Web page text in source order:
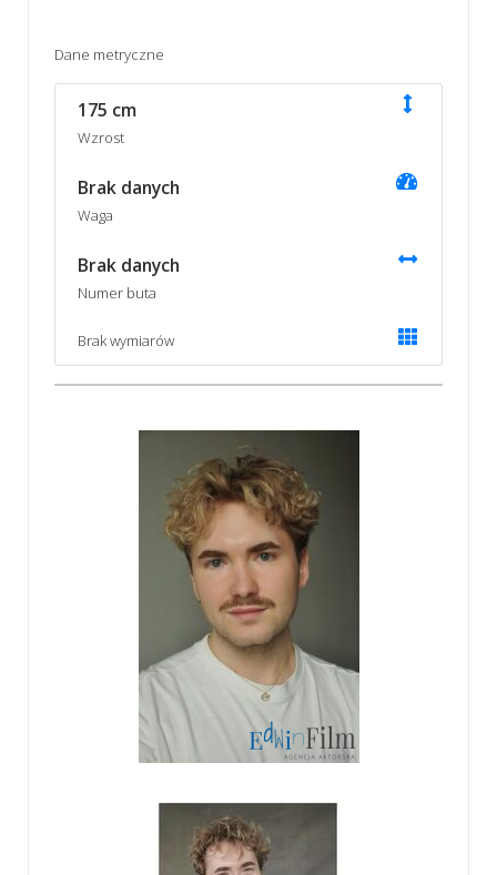
Dane metryczne
175 cm
Wzrost
Brak danych
Waga
Brak danych
Numer buta
Brak wymiarów